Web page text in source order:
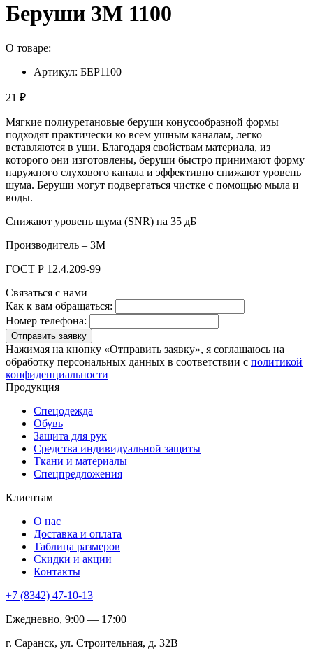
Беруши 3М 1100
О товаре:
Артикул: БЕР1100
21 ₽
Мягкие полиуретановые беруши конусообразной формы
подходят практически ко всем ушным каналам, легко
вставляются в уши. Благодаря свойствам материала, из
которого они изготовлены, беруши быстро принимают форму
наружного слухового канала и эффективно снижают уровень
шума. Беруши могут подвергаться чистке с помощью мыла и
воды.
Снижают уровень шума (SNR) на 35 дБ
Производитель – 3М
ГОСТ Р 12.4.209-99
Связаться с нами
Как к вам обращаться:
Номер телефона:
Отправить заявку
Нажимая на кнопку «Отправить заявку», я соглашаюсь на
обработку персональных данных в соответствии с политикой
конфиденциальности
Продукция
Спецодежда
Обувь
Защита для рук
Средства индивидуальной защиты
Ткани и материалы
Спецпредложения
Клиентам
О нас
Доставка и оплата
Таблица размеров
Скидки и акции
Контакты
+7 (8342) 47-10-13
Ежедневно, 9:00 — 17:00
г. Саранск, ул. Строительная, д. 32В